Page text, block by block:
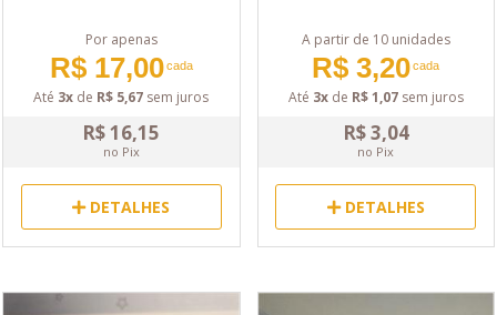
Por apenas
R$ 17,00cada
Até 3x de R$ 5,67 sem juros
R$ 16,15
no Pix
DETALHES
A partir de 10 unidades
R$ 3,20cada
Até 3xde R$ 1,07sem juros
R$ 3,04
no Pix
DETALHES